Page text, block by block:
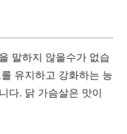
말하지 않을수가 없습
유지하고 강화하는 능
다. 닭 가슴살은 맛이